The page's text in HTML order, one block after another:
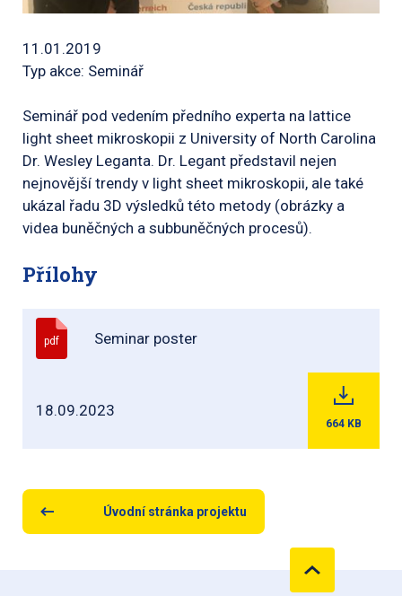
11.01.2019
Typ akce: Seminář
Seminář pod vedením předního experta na lattice
light sheet mikroskopii z University of North Carolina
Dr. Wesley Leganta. Dr. Legant představil nejen
nejnovější trendy v light sheet mikroskopii, ale také
ukázal řadu 3D výsledků této metody (obrázky a
videa buněčných a subbuněčných procesů).
Přílohy
pdf Seminar poster
18.09.2023
664 KB
Úvodní stránka projektu